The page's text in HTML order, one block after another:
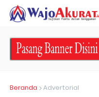
Beranda Advertorial